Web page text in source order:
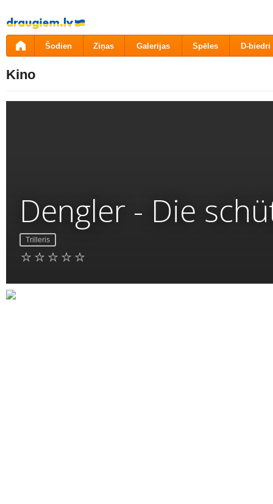
Pāriet
uz
saturu
Šodien Ziņas Galerijas Spēles D-biedri
Kino
Dengler - Die
Trilleris